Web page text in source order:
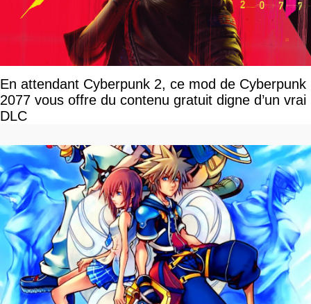
En attendant Cyberpunk 2, ce mod de Cyberpunk
2077 vous offre du contenu gratuit digne d’un vrai
DLC